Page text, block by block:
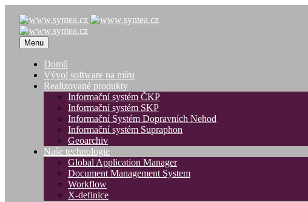
Menu
Domů
Vývoj software na míru
Realizované produkty
Informační systém ČKP
Informační systém SKP
Informační Systém Dopravních Nehod
Informační systém Supraphon
Geoarchiv
Naše technologie
Global Application Manager
Document Management System
Workflow
X-definice